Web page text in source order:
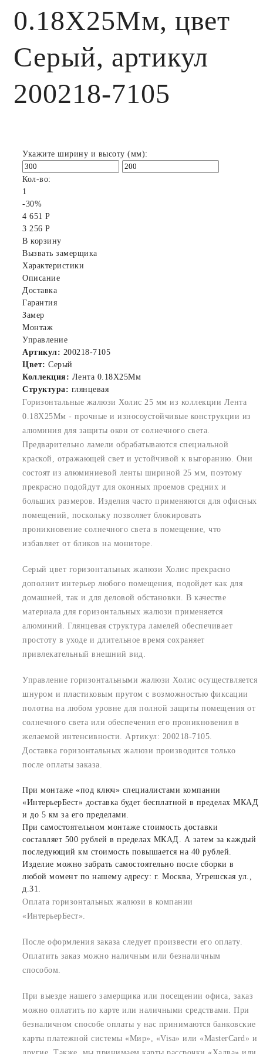
0.18X25Мм, цвет
Серый, артикул
200218-7105
Укажите ширину и высоту (мм):
Кол-во:
1
-30%
4 651 Р
3 256 Р
В корзину
Вызвать замерщика
Характеристики
Описание
Доставка
Гарантия
Замер
Монтаж
Управление
Артикул: 200218-7105
Цвет: Серый
Коллекция: Лента 0.18X25Мм
Структура: глянцевая
Горизонтальные жалюзи Холис 25 мм из коллекции Лента
0.18X25Мм - прочные и износоустойчивые конструкции из
алюминия для защиты окон от солнечного света.
Предварительно ламели обрабатываются специальной
краской, отражающей свет и устойчивой к выгоранию. Они
состоят из алюминиевой ленты шириной 25 мм, поэтому
прекрасно подойдут для оконных проемов средних и
больших размеров. Изделия часто применяются для офисных
помещений, поскольку позволяет блокировать
проникновение солнечного света в помещение, что
избавляет от бликов на мониторе.
Серый цвет горизонтальных жалюзи Холис прекрасно
дополнит интерьер любого помещения, подойдет как для
домашней, так и для деловой обстановки. В качестве
материала для горизонтальных жалюзи применяется
алюминий. Глянцевая структура ламелей обеспечивает
простоту в уходе и длительное время сохраняет
привлекательный внешний вид.
Управление горизонтальными жалюзи Холис осуществляется
шнуром и пластиковым прутом с возможностью фиксации
полотна на любом уровне для полной защиты помещения от
солнечного света или обеспечения его проникновения в
желаемой интенсивности. Артикул: 200218-7105.
Доставка горизонтальных жалюзи производится только
после оплаты заказа.
При монтаже «под ключ» специалистами компании
«ИнтерьерБест» доставка будет бесплатной в пределах МКАД
и до 5 км за его пределами.
При самостоятельном монтаже стоимость доставки
составляет 500 рублей в пределах МКАД. А затем за каждый
последующий км стоимость повышается на 40 рублей.
Изделие можно забрать самостоятельно после сборки в
любой момент по нашему адресу: г. Москва, Угрешская ул.,
д.31.
Оплата горизонтальных жалюзи в компании
«ИнтерьерБест».
После оформления заказа следует произвести его оплату.
Оплатить заказ можно наличным или безналичным
способом.
При выезде нашего замерщика или посещении офиса, заказ
можно оплатить по карте или наличными средствами. При
безналичном способе оплаты у нас принимаются банковские
карты платежной системы «Мир», «Visa» или «MasterCard» и